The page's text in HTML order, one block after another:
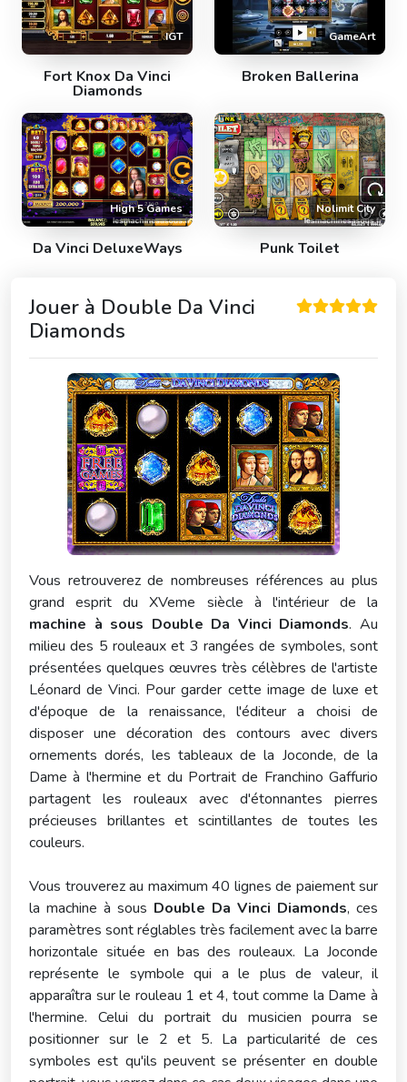
IGT
Fort Knox Da Vinci
Diamonds
GameArt
Broken Ballerina
High 5 Games
Da Vinci DeluxeWays
Nolimit City
Punk Toilet
Jouer à Double Da Vinci
Diamonds
Vous retrouverez de nombreuses références au plus
grand esprit du XVeme siècle à l'intérieur de la
machine à sous Double Da Vinci Diamonds. Au
milieu des 5 rouleaux et 3 rangées de symboles, sont
présentées quelques œuvres très célèbres de l'artiste
Léonard de Vinci. Pour garder cette image de luxe et
d'époque de la renaissance, l'éditeur a choisi de
disposer une décoration des contours avec divers
ornements dorés, les tableaux de la Joconde, de la
Dame à l'hermine et du Portrait de Franchino Gaffurio
partagent les rouleaux avec d'étonnantes pierres
précieuses brillantes et scintillantes de toutes les
couleurs.
Vous trouverez au maximum 40 lignes de paiement sur
la machine à sous Double Da Vinci Diamonds, ces
paramètres sont réglables très facilement avec la barre
horizontale située en bas des rouleaux. La Joconde
représente le symbole qui a le plus de valeur, il
apparaîtra sur le rouleau 1 et 4, tout comme la Dame à
l'hermine. Celui du portrait du musicien pourra se
positionner sur le 2 et 5. La particularité de ces
symboles est qu'ils peuvent se présenter en double